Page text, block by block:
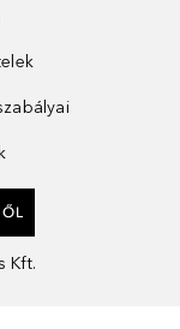
Kft.